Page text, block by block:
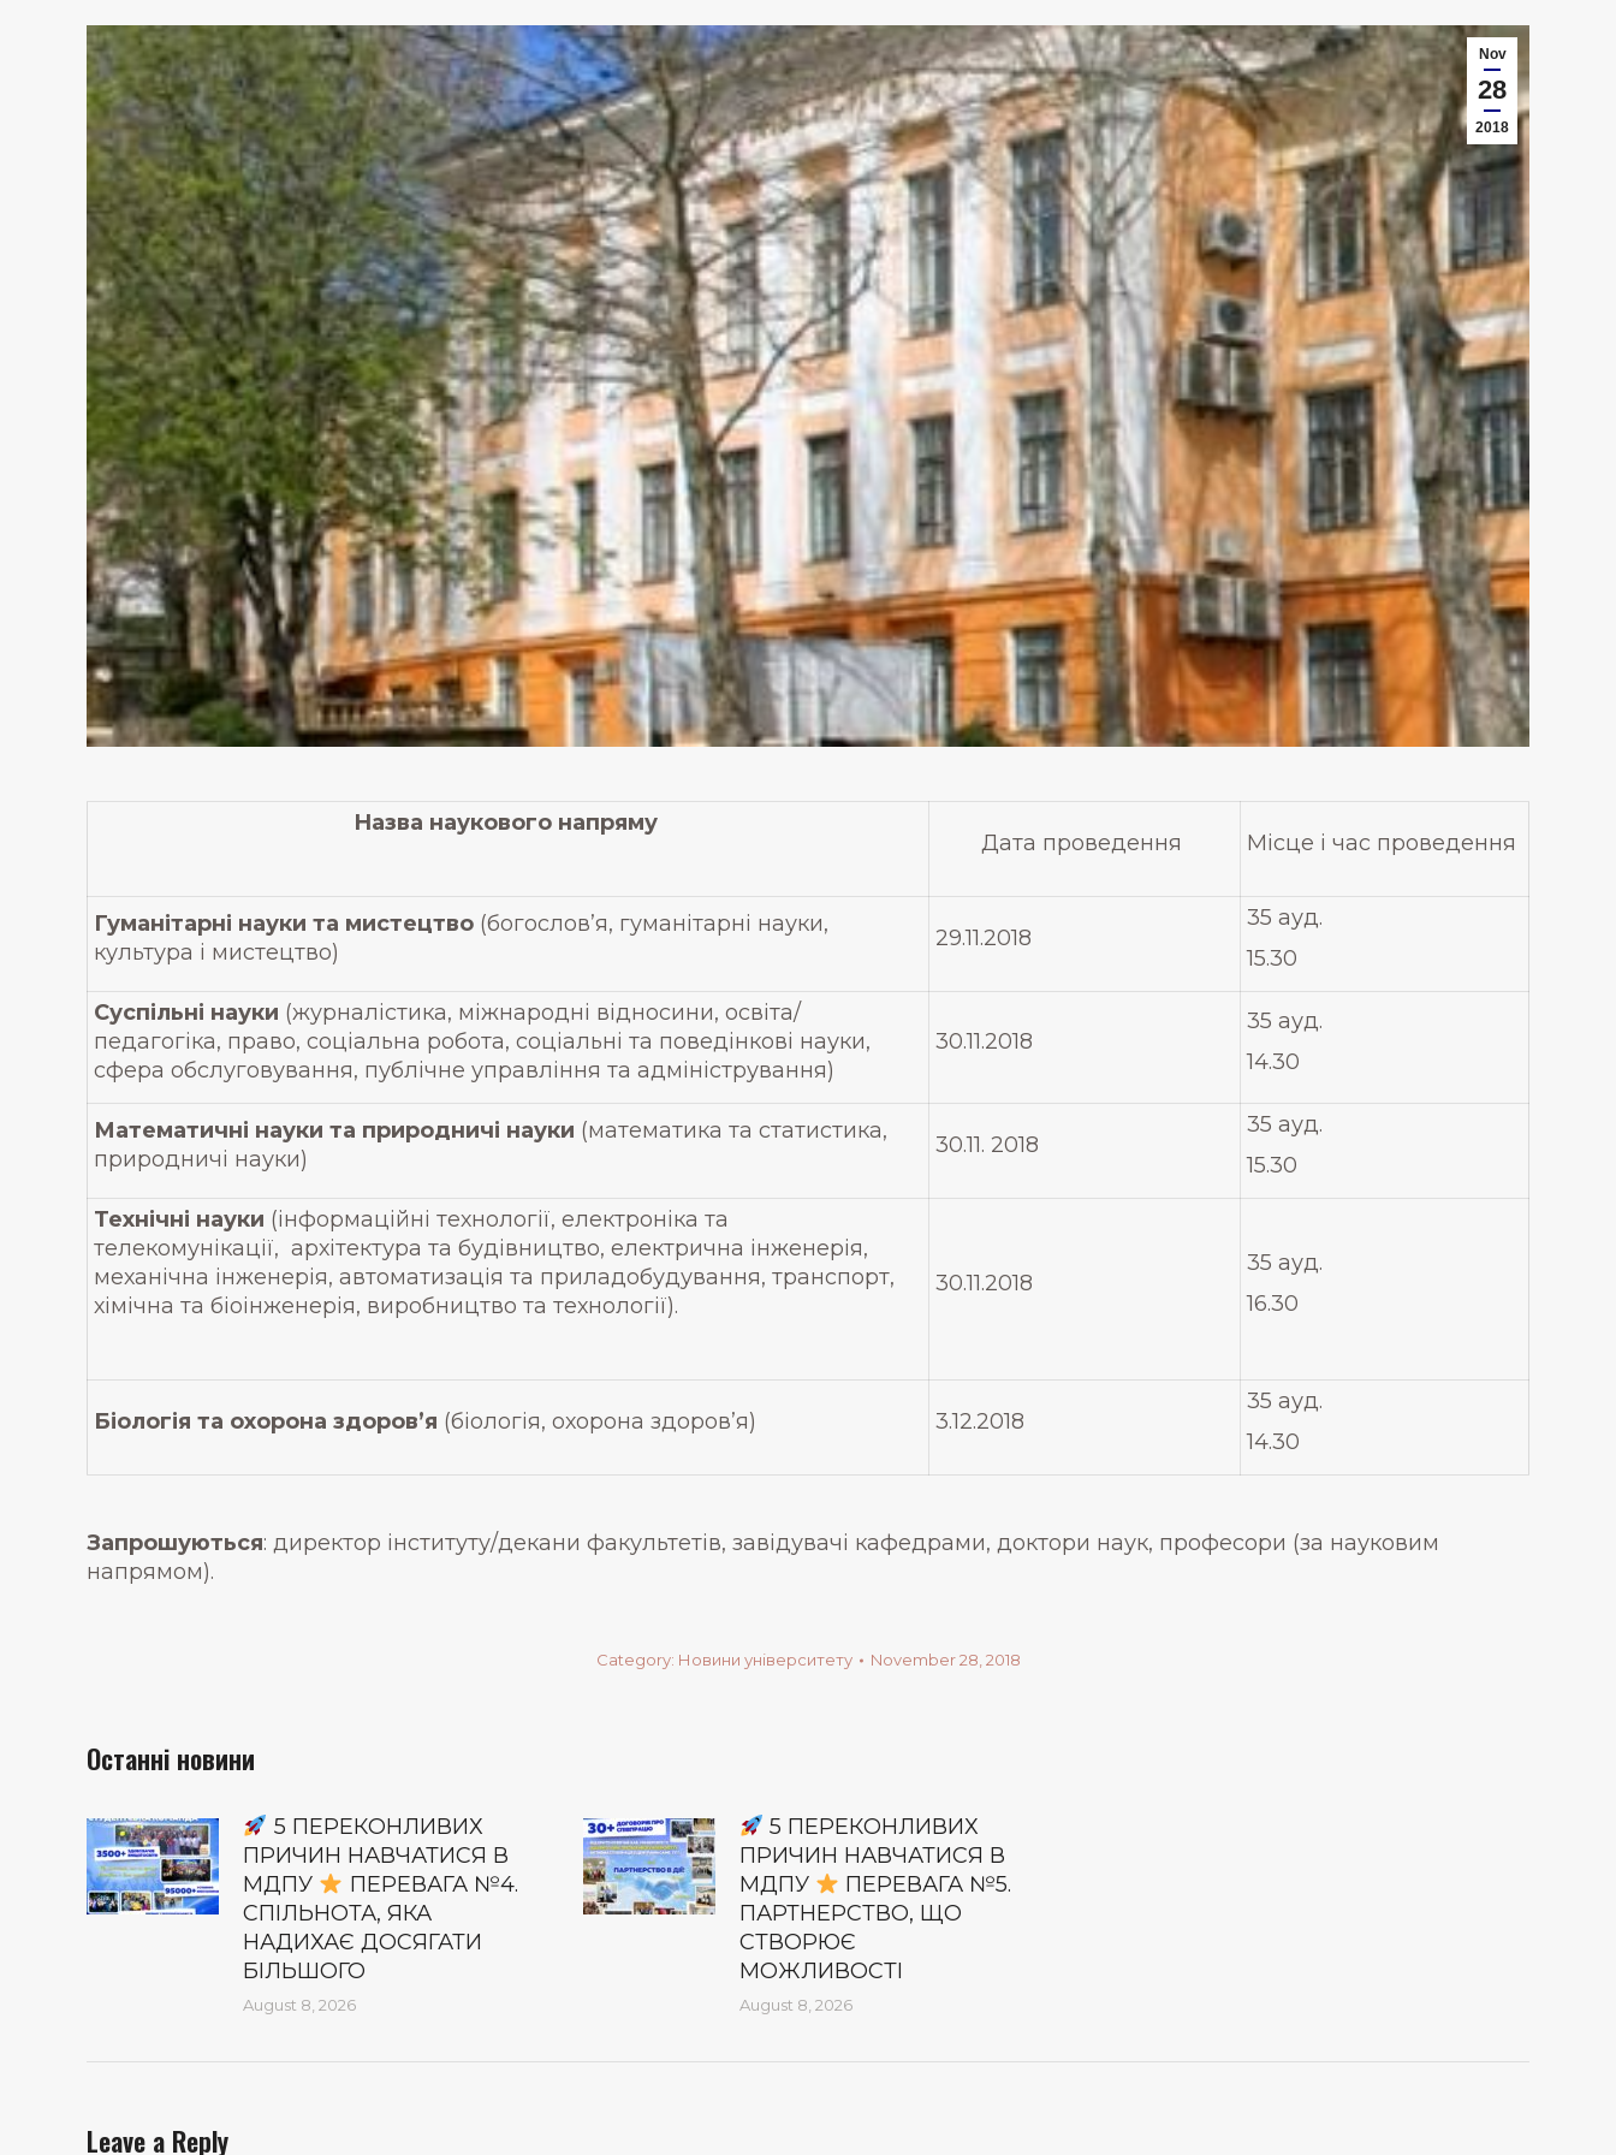
Nov
28
2018
Назва наукового напряму
Дата проведення Місце і час проведення
Гуманітарні науки та мистецтво (богослов’я, гуманітарні науки,
культура і мистецтво)
29.11.2018
35 ауд.
15.30
Суспільні науки (журналістика, міжнародні відносини, освіта/
педагогіка, право, соціальна робота, соціальні та поведінкові науки,
сфера обслуговування, публічне управління та адміністрування)
30.11.2018
35 ауд.
14.30
Математичні науки та природничі науки (математика та статистика,
природничі науки)
30.11. 2018
35 ауд.
15.30
Технічні науки (інформаційні технології, електроніка та
телекомунікації, архітектура та будівництво, електрична інженерія,
механічна інженерія, автоматизація та приладобудування, транспорт,
хімічна та біоінженерія, виробництво та технології).
30.11.2018
35 ауд.
16.30
Біологія та охорона здоров’я (біологія, охорона здоров’я) 3.12.2018
35 ауд.
14.30
Запрошуються: директор інституту/декани факультетів, завідувачі кафедрами, доктори наук, професори (за науковим
напрямом).
Category: Новини університету November 28, 2018
Останні новини
5 ПЕРЕКОНЛИВИХ
ПРИЧИН НАВЧАТИСЯ В
МДПУ
ПЕРЕВАГА №4.
СПІЛЬНОТА, ЯКА
НАДИХАЄ ДОСЯГАТИ
БІЛЬШОГО
August 8, 2026
5 ПЕРЕКОНЛИВИХ
ПРИЧИН НАВЧАТИСЯ В
МДПУ
ПЕРЕВАГА №5.
ПАРТНЕРСТВО, ЩО
СТВОРЮЄ
МОЖЛИВОСТІ
August 8, 2026
Leave a Reply